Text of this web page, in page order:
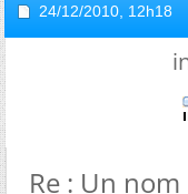
24/12/2010, 12h18
Re : Un